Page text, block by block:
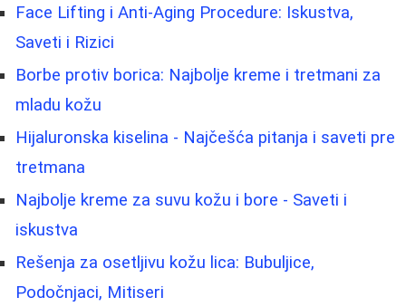
Face Lifting i Anti-Aging Procedure: Iskustva,
Saveti i Rizici
Borbe protiv borica: Najbolje kreme i tretmani za
mladu kožu
Hijaluronska kiselina - Najčešća pitanja i saveti pre
tretmana
Najbolje kreme za suvu kožu i bore - Saveti i
iskustva
Rešenja za osetljivu kožu lica: Bubuljice,
Podočnjaci, Mitiseri